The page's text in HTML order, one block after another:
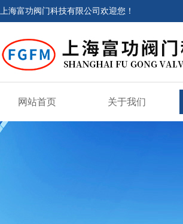
上海富功阀门科技有限公司欢迎您！
网站首页 关于我们